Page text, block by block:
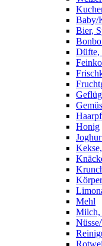
Baby/
Bier,
Düfte,
Honig
Mehl
Milch,